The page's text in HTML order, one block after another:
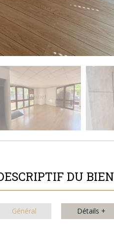
DESCRIPTIF DU BIEN
Général Détails +